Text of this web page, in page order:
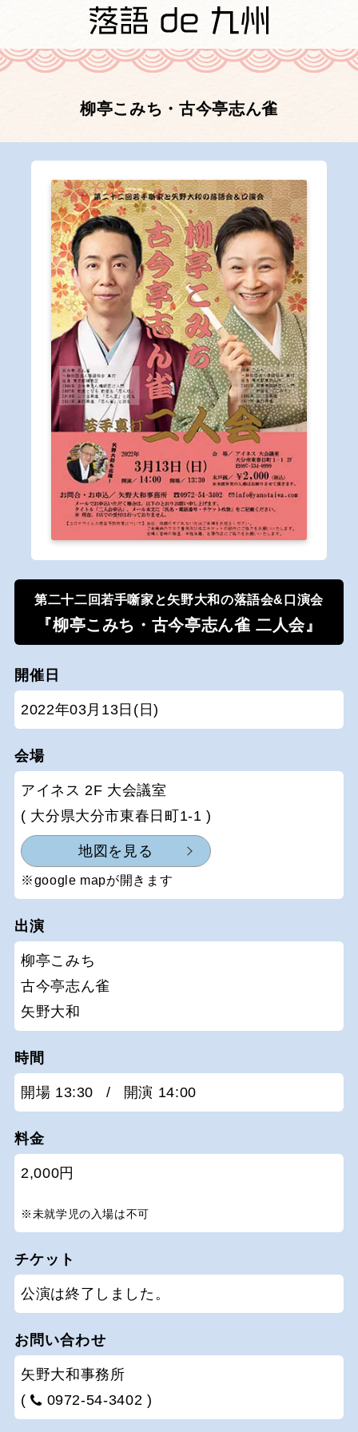
柳亭こみち・古今亭志ん雀
第二十二回若手噺家と矢野大和の落語会&口演会
『柳亭こみち・古今亭志ん雀 二人会』
開催日
2022年03月13日(日)
会場
アイネス 2F 大会議室
( 大分県大分市東春日町1-1 )
地図を見る
※google mapが開きます
出演
柳亭こみち
古今亭志ん雀
矢野大和
時間
開場 13:30 / 開演 14:00
料金
2,000円
※未就学児の入場は不可
チケット
公演は終了しました。
お問い合わせ
矢野大和事務所
(
0972-54-3402 )